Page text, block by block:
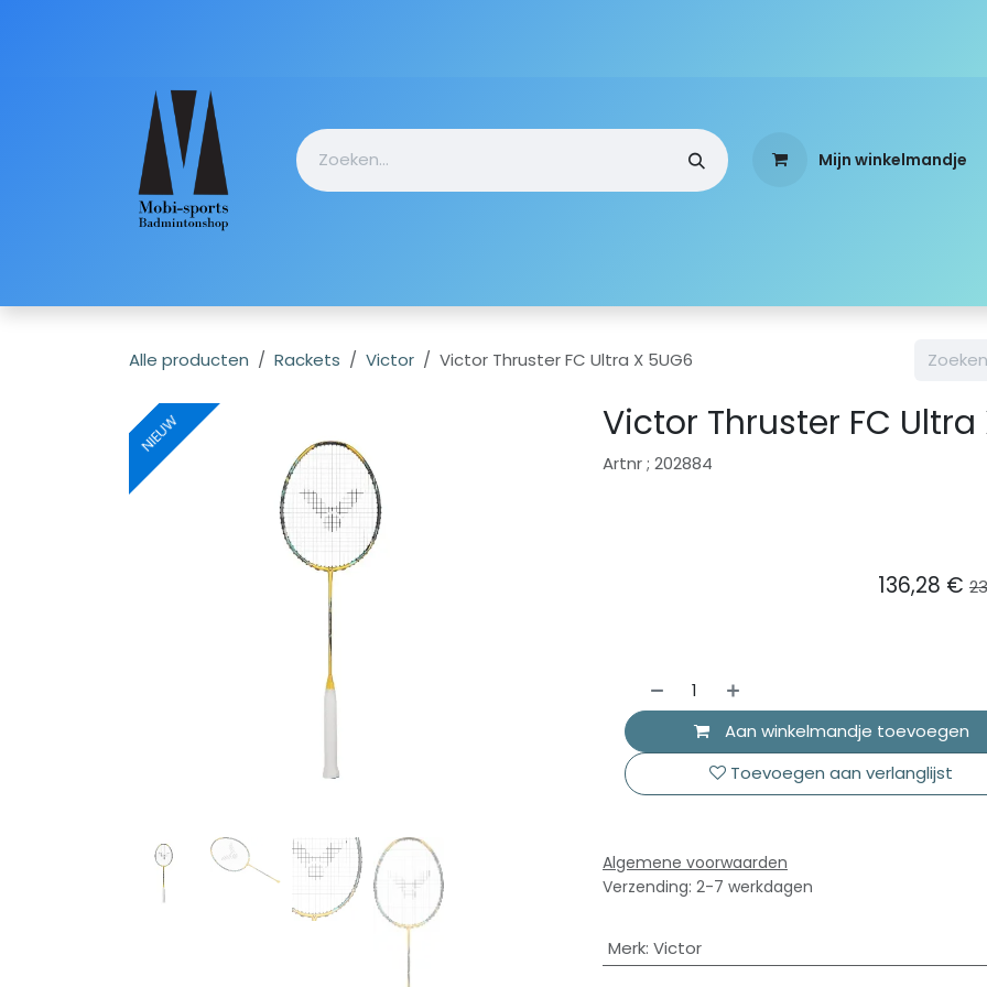
Mijn winkelmandje
Alle producten Rackets Victor Victor Thruster FC Ultra X 5UG6
NIEUW
NIEUW Victor Thruster FC Ultra
Artnr ; 202884
Aan winkelmandje toevoegen
Toevoegen aan verlanglijst
136,28 €
Algemene voorwaarden
Verzending: 2-7 werkdagen
Merk: Victor